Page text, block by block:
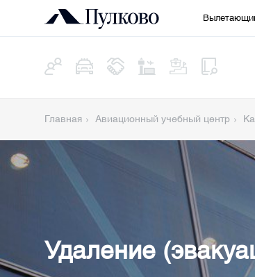
Главная Авиационный учебный центр
Удаление